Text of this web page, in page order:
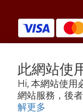
此網站使
Hi, 本網站使用
網站服務，後
解更多